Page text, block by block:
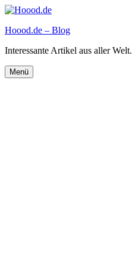
Zum
springen
Hoood.de – Blog
Interessante Artikel aus aller Welt.
Menü